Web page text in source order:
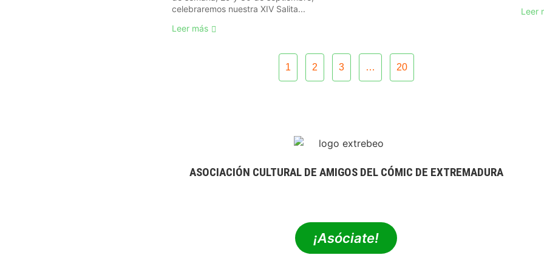
celebraremos nuestra XIV Salita...
Leer más
Leer
1 2 3 … 20
ASOCIACIÓN CULTURAL DE AMIGOS DEL CÓMIC DE EXTREMADURA
¡Asóciate!